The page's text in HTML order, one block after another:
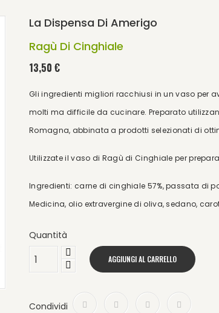
La Dispensa Di Amerigo
Ragù Di Cinghiale
13,50 €
Gli ingredienti migliori racchiusi in un vaso per
molti ma difficile da cucinare. Preparato
Romagna, abbinata a prodotti selezionati di
Utilizzate il vaso di Ragù di Cinghiale per
Ingredienti: carne di cinghiale 57%, passata di
Medicina, olio extravergine di oliva, sedano,
Quantità
AGGIUNGI AL CARRELLO
Condividi